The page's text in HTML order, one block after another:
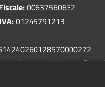
00637560632
01245791213